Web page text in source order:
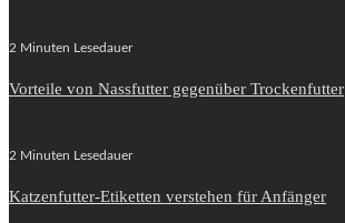
2 Minuten Lesedauer
Vorteile von Nassfutter gegenüber Trockenfutter
2 Minuten Lesedauer
Katzenfutter-Etiketten verstehen für Anfänger